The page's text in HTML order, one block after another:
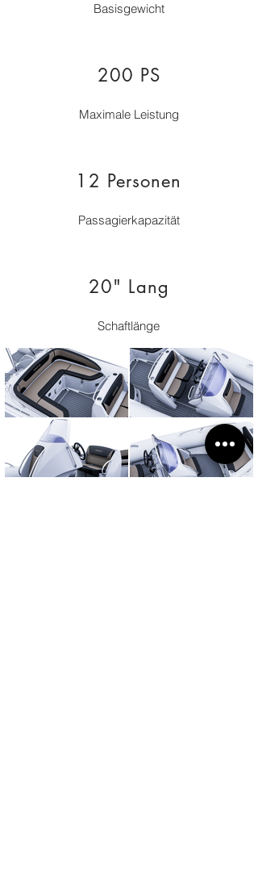
Basisgewicht
200 PS
Maximale Leistung
12 Personen
Passagierkapazität
20" Lang
Schaftlänge